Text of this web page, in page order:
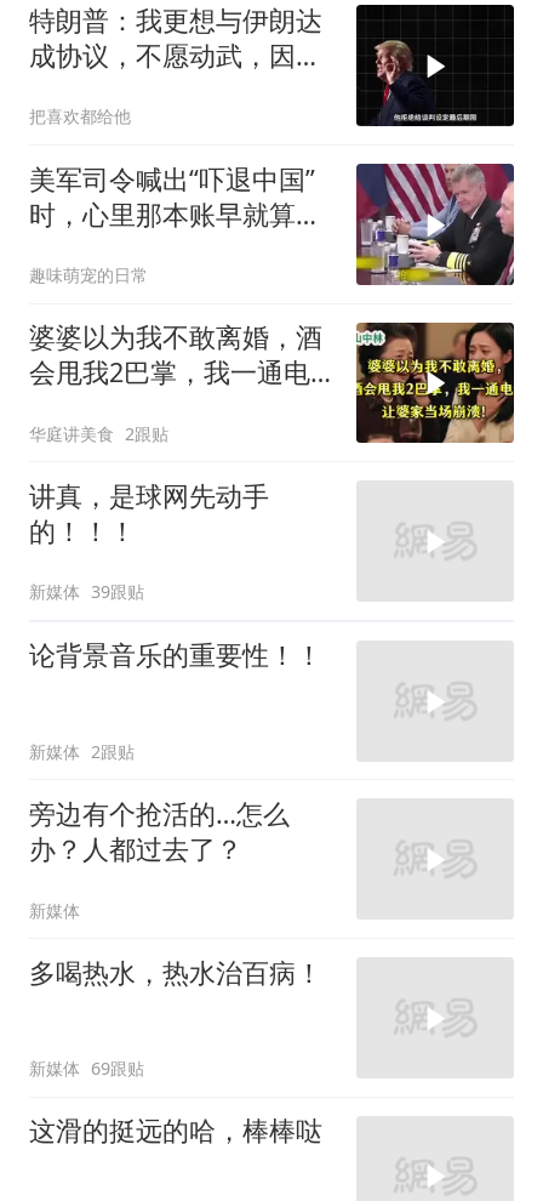
特朗普：我更想与伊朗达
成协议，不愿动武，因为
把喜欢都给他
美军司令喊出“吓退中国”
时，心里那本账早就算清
趣味萌宠的日常
婆婆以为我不敢离婚，酒
会甩我2巴掌，我一通电
华庭讲美食 2跟贴
讲真，是球网先动手
的！！！
新媒体 39跟贴
论背景音乐的重要性！！
新媒体 2跟贴
旁边有个抢活的…怎么
办？人都过去了？
新媒体
多喝热水，热水治百病！
新媒体 69跟贴
这滑的挺远的哈，棒棒哒